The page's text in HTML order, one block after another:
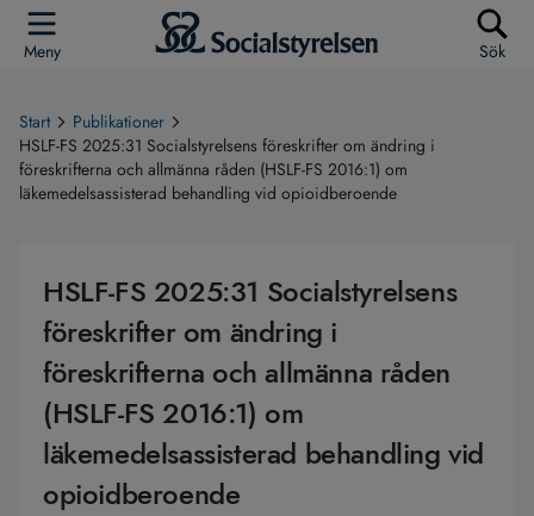
Meny Sök
Start
Publikationer
HSLF-FS 2025:31 Socialstyrelsens föreskrifter om ändring i
föreskrifterna och allmänna råden (HSLF-FS 2016:1) om
läkemedelsassisterad behandling vid opioidberoende
HSLF-FS 2025:31 Socialstyrelsens
föreskrifter om ändring i
föreskrifterna och allmänna råden
(HSLF-FS 2016:1) om
läkemedelsassisterad behandling vid
opioidberoende